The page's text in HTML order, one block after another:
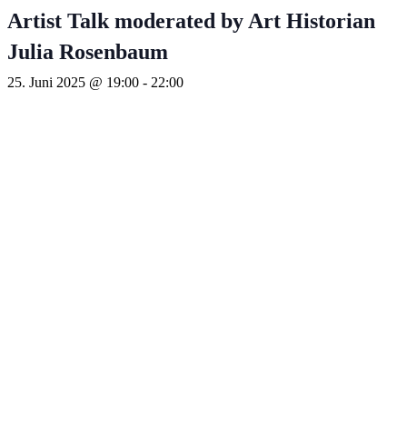
Artist Talk moderated by Art Historian
Julia Rosenbaum
25. Juni 2025 @ 19:00 - 22:00